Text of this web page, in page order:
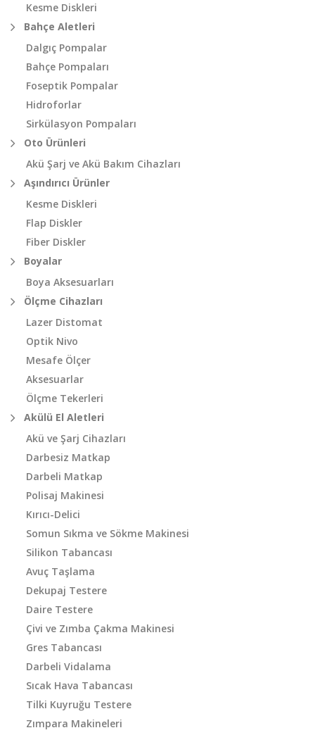
Kesme Diskleri
Bahçe Aletleri
Dalgıç Pompalar
Bahçe Pompaları
Foseptik Pompalar
Hidroforlar
Sirkülasyon Pompaları
Oto Ürünleri
Akü Şarj ve Akü Bakım Cihazları
Aşındırıcı Ürünler
Kesme Diskleri
Flap Diskler
Fiber Diskler
Boyalar
Boya Aksesuarları
Ölçme Cihazları
Lazer Distomat
Optik Nivo
Mesafe Ölçer
Aksesuarlar
Ölçme Tekerleri
Akülü El Aletleri
Akü ve Şarj Cihazları
Darbesiz Matkap
Darbeli Matkap
Polisaj Makinesi
Kırıcı-Delici
Somun Sıkma ve Sökme Makinesi
Silikon Tabancası
Avuç Taşlama
Dekupaj Testere
Daire Testere
Çivi ve Zımba Çakma Makinesi
Gres Tabancası
Darbeli Vidalama
Sıcak Hava Tabancası
Tilki Kuyruğu Testere
Zımpara Makineleri